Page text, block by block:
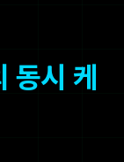
동시 케